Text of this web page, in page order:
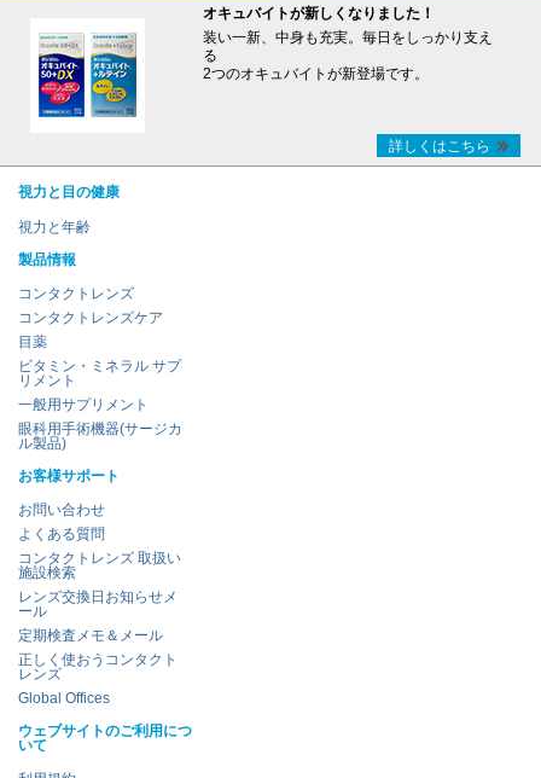
オキュバイトが新しくなりました！
装い一新、中身も充実。毎日をしっかり支え
る
2つのオキュバイトが新登場です。
詳しくはこちら
視力と目の健康
視力と年齢
製品情報
コンタクトレンズ
コンタクトレンズケア
目薬
ビタミン・ミネラル サプ
リメント
一般用サプリメント
眼科用手術機器(サージカ
ル製品)
お客様サポート
お問い合わせ
よくある質問
コンタクトレンズ 取扱い
施設検索
レンズ交換日お知らせメ
ール
定期検査メモ＆メール
正しく使おうコンタクト
レンズ
Global Offices
ウェブサイトのご利用につ
いて